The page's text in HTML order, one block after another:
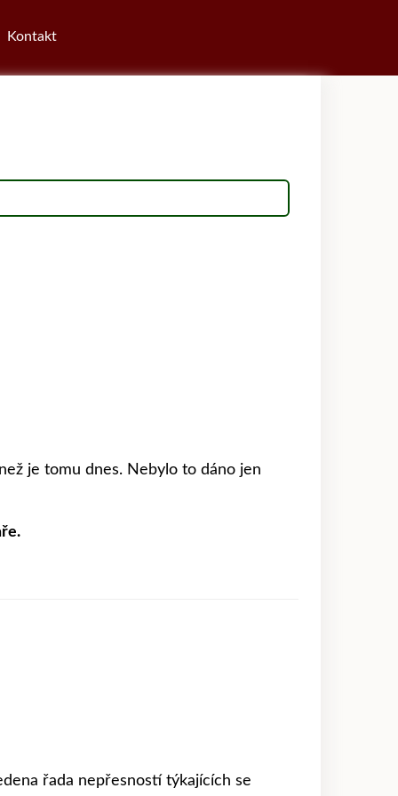
Kontakt
je tomu dnes. Nebylo to dáno jen
řada nepřesností týkajících se